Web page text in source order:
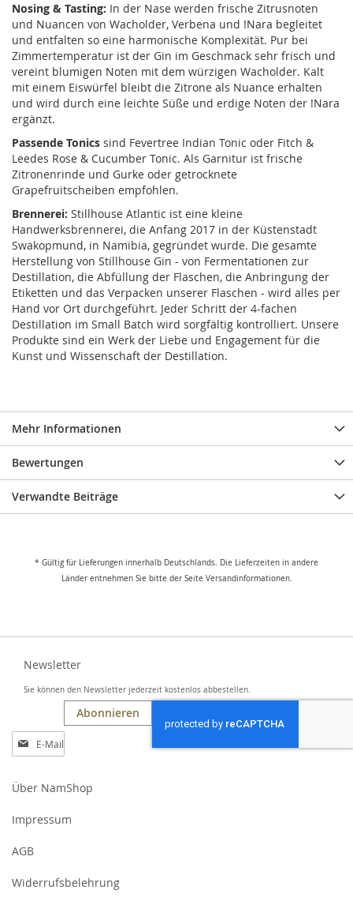
Nosing & Tasting: In der Nase werden frische Zitrusnoten
und Nuancen von Wacholder, Verbena und !Nara begleitet
und entfalten so eine harmonische Komplexität. Pur bei
Zimmertemperatur ist der Gin im Geschmack sehr frisch und
vereint blumigen Noten mit dem würzigen Wacholder. Kalt
mit einem Eiswürfel bleibt die Zitrone als Nuance erhalten
und wird durch eine leichte Süße und erdige Noten der !Nara
ergänzt.
Passende Tonics sind Fevertree Indian Tonic oder Fitch &
Leedes Rose & Cucumber Tonic. Als Garnitur ist frische
Zitronenrinde und Gurke oder getrocknete
Grapefruitscheiben empfohlen.
Brennerei: Stillhouse Atlantic ist eine kleine
Handwerksbrennerei, die Anfang 2017 in der Küstenstadt
Swakopmund, in Namibia, gegründet wurde. Die gesamte
Herstellung von Stillhouse Gin - von Fermentationen zur
Destillation, die Abfüllung der Flaschen, die Anbringung der
Etiketten und das Verpacken unserer Flaschen - wird alles per
Hand vor Ort durchgeführt. Jeder Schritt der 4-fachen
Destillation im Small Batch wird sorgfältig kontrolliert. Unsere
Produkte sind ein Werk der Liebe und Engagement für die
Kunst und Wissenschaft der Destillation.
Mehr Informationen
Bewertungen
Verwandte Beiträge
* Gültig für Lieferungen innerhalb Deutschlands. Die Lieferzeiten in andere
Länder entnehmen Sie bitte der Seite Versandinformationen.
Newsletter
Sie können den Newsletter jederzeit kostenlos abbestellen.
Anmeldung
zum
Abonnieren
Über NamShop
Impressum
AGB
Widerrufsbelehrung